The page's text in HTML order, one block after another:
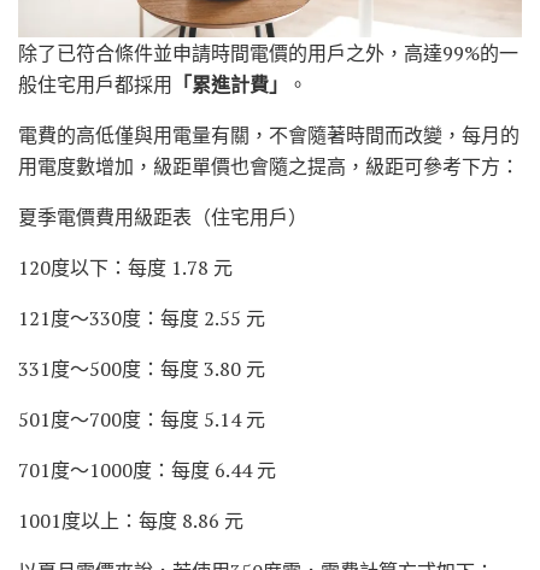
除了已符合條件並申請時間電價的用戶之外，高達99%的一
般住宅用戶都採用 「累進計費」
。
電費的高低僅與用電量有關，不會隨著時間而改變，每月的
用電度數增加，級距單價也會隨之提高，級距可參考下方：
夏季電價費用級距表（住宅用戶）
120度以下：每度 1.78 元
121度～330度：每度 2.55 元
331度～500度：每度 3.80 元
501度～700度：每度 5.14 元
701度～1000度：每度 6.44 元
1001度以上：每度 8.86 元